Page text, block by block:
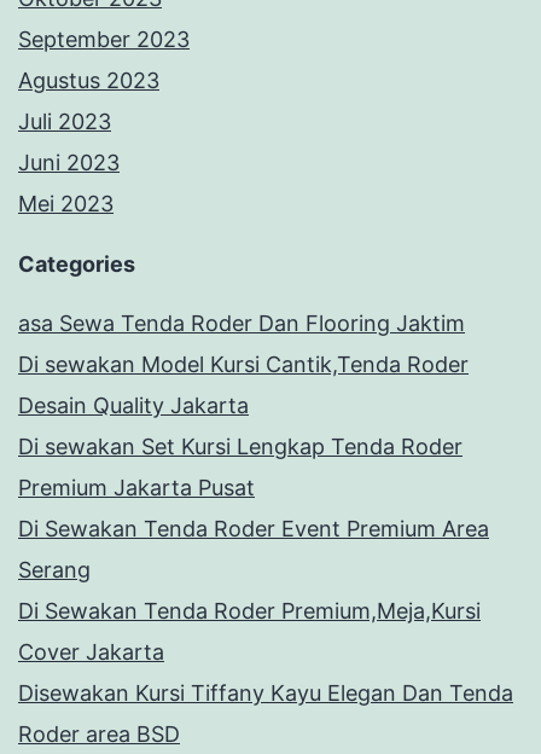
September 2023
Agustus 2023
Juli 2023
Juni 2023
Mei 2023
Categories
asa Sewa Tenda Roder Dan Flooring Jaktim
Di sewakan Model Kursi Cantik,Tenda Roder
Desain Quality Jakarta
Di sewakan Set Kursi Lengkap Tenda Roder
Premium Jakarta Pusat
Di Sewakan Tenda Roder Event Premium Area
Serang
Di Sewakan Tenda Roder Premium,Meja,Kursi
Cover Jakarta
Disewakan Kursi Tiffany Kayu Elegan Dan Tenda
Roder area BSD